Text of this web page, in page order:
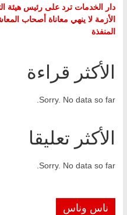
دار الخدمات ترد على رئيس هيئة
الأزمة لا ينهي معاناة أصحاب
المنفذة
الأكثر قراءة
Sorry. No data so far.
الأكثر تعليقا
Sorry. No data so far.
ناس وناس